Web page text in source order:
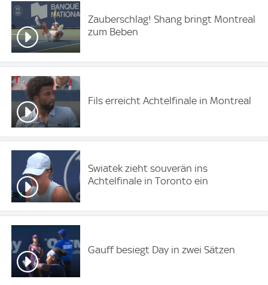
Zauberschlag! Shang bringt Montreal
zum Beben
Fils erreicht Achtelfinale in Montreal
Swiatek zieht souverän ins
Achtelfinale in Toronto ein
Gauff besiegt Day in zwei Sätzen